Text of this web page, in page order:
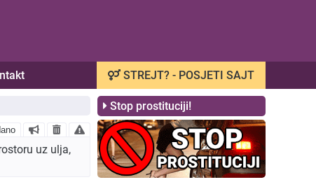
STREJT? - POSJETI SAJT
uz ulja,
Stop prostituciji!